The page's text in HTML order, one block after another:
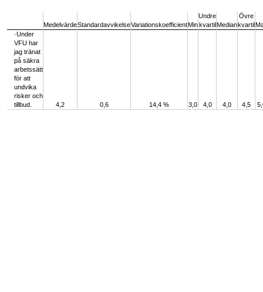
MedelvärdeStandardavvikelseVariationskoefficientMin
Undre
kvartilMedian
Övre
kvartil
·Under
VFU har
jag tränat
på säkra
arbetssätt
för att
undvika
risker och
tillbud.
4,2 0,6 14,4 % 3,0 4,0 4,0 4,5